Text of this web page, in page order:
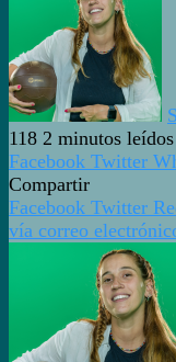
118 2 minutos leídos
Facebook Twitter
Compartir
Facebook Twitter
vía correo